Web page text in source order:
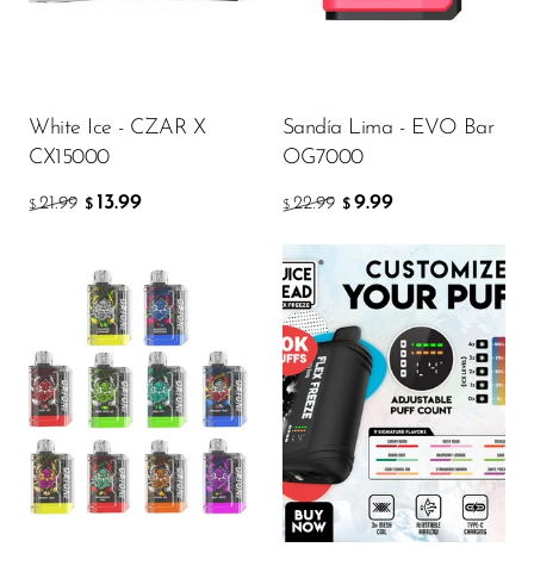
White Ice - CZAR X
CX15000
$ 21.99 $ 13.99
Sandía Lima - EVO Bar
OG7000
$ 22.99 $ 9.99
Flavor
$5.51
Flavor
$16.67